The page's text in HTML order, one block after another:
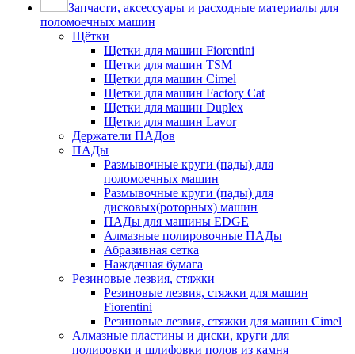
Запчасти, аксессуары и расходные материалы для
поломоечных машин
Щётки
Щетки для машин Fiorentini
Щетки для машин TSM
Щетки для машин Cimel
Щетки для машин Factory Cat
Щетки для машин Duplex
Щетки для машин Lavor
Держатели ПАДов
ПАДы
Размывочные круги (пады) для
поломоечных машин
Размывочные круги (пады) для
дисковых(роторных) машин
ПАДы для машины EDGE
Алмазные полировочные ПАДы
Абразивная сетка
Наждачная бумага
Резиновые лезвия, стяжки
Резиновые лезвия, стяжки для машин
Fiorentini
Резиновые лезвия, стяжки для машин Cimel
Алмазные пластины и диски, круги для
полировки и шлифовки полов из камня